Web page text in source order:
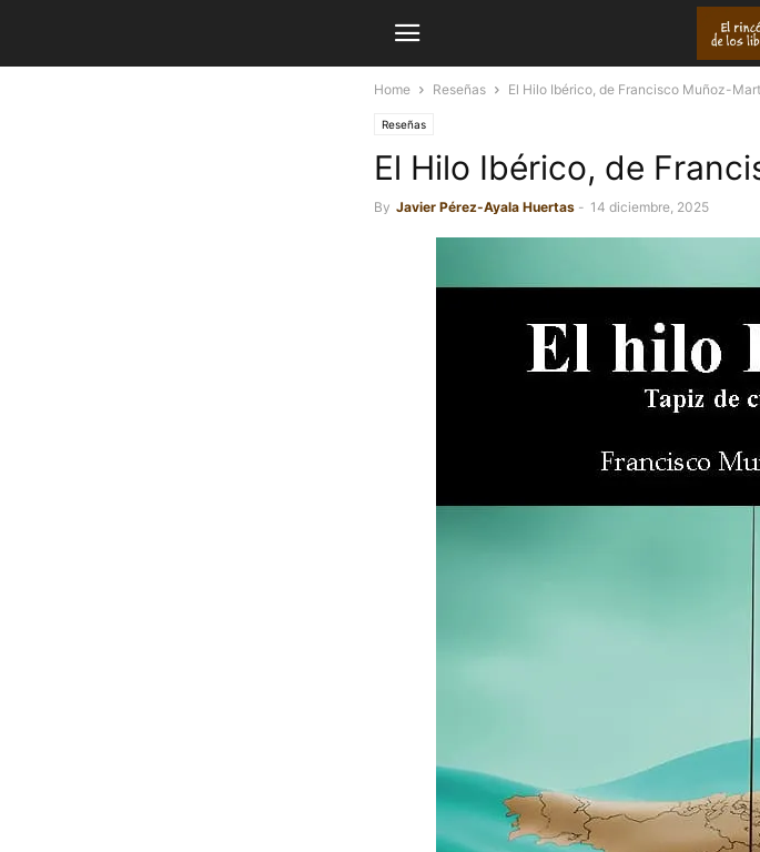
Home Reseñas El Hilo Ibérico, de Francisco Muñoz-
Reseñas
El Hilo Ibérico, de
By Javier Pérez-Ayala Huertas - 14 diciembre, 2025